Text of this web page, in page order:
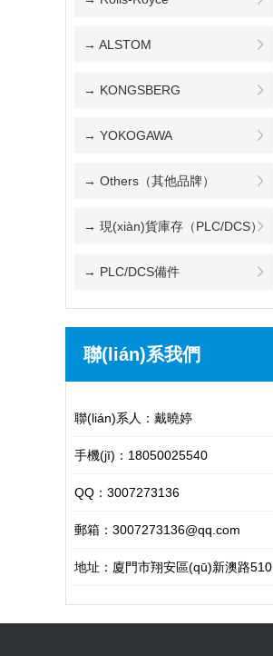
→ ALSTOM
→ KONGSBERG
→ YOKOGAWA
→ Others（其他品牌）
→ 現(xiàn)貨庫存（PLC/DCS）
→ PLC/DCS備件
聯(lián)系我們
聯(lián)系人：戴曉婷
手機(jī)：18050025540
QQ：3007273136
郵箱：3007273136@qq.com
地址：廈門市翔安區(qū)新澳路510
號(hào)609室